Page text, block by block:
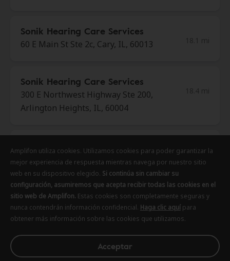
Sonik Hearing Care Services
60 E Main St Ste 2c, Cary, IL, 60013
Sonik Hearing Care Services
300 E Northwest Highway Ste 200,
Arlington Heights, IL, 60004
Chicagoland Hearing
5 Revere Dr Ste 200, Northbrook,
IL, 60062
18.6 mi
Chicagoland Hearing
707 Skokie Blvd Ste 600,
Northbrook, IL, 60062
Amplifon utiliza cookies. Utilizamos cookies para poder garantizar la
mejor experiencia de respuesta mientras navega por nuestro sitio
web en su dispositivo elegido. Si continúa sin cambiar su
configuración, asumiremos que acepta recibir todas las cookies en el
sitio web de Amplifon. Estas cookies son completamente seguras y
nunca contendrán información confidencial. Haga clic aquí para
obtener más información sobre las cookies que utilizamos.
Acceptar
Amplifon utiliza cookies. Utilizamos cookies para poder garantizar la
mejor experiencia de respuesta mientras navega por nuestro sitio
web en su dispositivo elegido. Si continúa sin cambiar su
configuración, asumiremos que acepta recibir todas las cookies en el
sitio web de Amplifon. Estas cookies son completamente seguras y
nunca contendrán información confidencial. Haga clic aquí para
obtener más información sobre las cookies que utilizamos.
Acceptar
Amplifon utiliza cookies. Utilizamos cookies para poder garantizar la
mejor experiencia de respuesta mientras navega por nuestro sitio
web en su dispositivo elegido. Si continúa sin cambiar su
configuración, asumiremos que acepta recibir todas las cookies en el
sitio web de Amplifon. Estas cookies son completamente seguras y
nunca contendrán información confidencial. Haga clic aquí para
obtener más información sobre las cookies que utilizamos.
Acceptar